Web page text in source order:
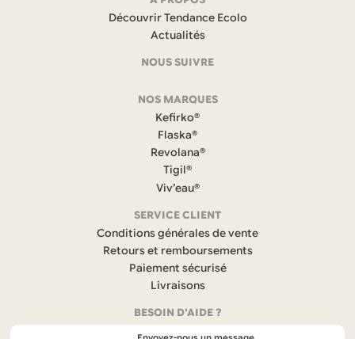
coordonnées
Découvrir Tendance Ecolo
Actualités
NOUS SUIVRE
a
c
e
b
o
o
k
s
o
u
v
r
d
a
NOS MARQUES
Kefirko®
Flaska®
Revolana®
Tigil®
Viv’eau®
SERVICE CLIENT
Conditions générales de vente
Retours et remboursements
Paiement sécurisé
Livraisons
BESOIN D'AIDE ?